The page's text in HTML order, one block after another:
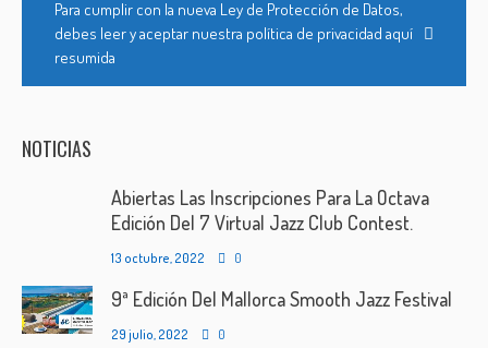
Para cumplir con la nueva Ley de Protección de Datos,
debes leer y aceptar nuestra política de privacidad aquí
resumida
NOTICIAS
Abiertas Las Inscripciones Para La Octava
Edición Del 7 Virtual Jazz Club Contest.
13 octubre, 2022 0
9ª Edición Del Mallorca Smooth Jazz Festival
29 julio, 2022 0